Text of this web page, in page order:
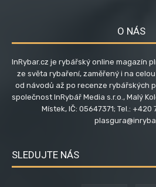
O NÁS
InRybar.cz je rybářský online magazín
ze světa rybaření, zaměřený i na
od návodů až po recenze rybářských
společnost InRybář Media s.r.o., Malý
Místek, IČ: 05647371; Tel.: +420
SLEDUJTE NÁS